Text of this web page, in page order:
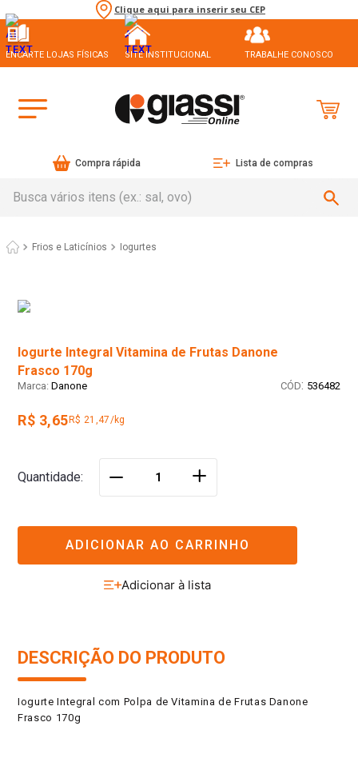
Clique aqui para inserir seu CEP
ENCARTE LOJAS FÍSICAS SITE INSTITUCIONAL TRABALHE CONOSCO
Compra rápida Lista de compras
Frios e Laticínios Iogurtes
Iogurte Integral Vitamina de Frutas Danone
Frasco 170g
Danone : 536482
R$ 3,65 R$ 21,47/kg
Quantidade ＋
ADICIONAR AO CARRINHO
DESCRIÇÃO DO PRODUTO
Iogurte Integral com Polpa de Vitamina de Frutas Danone
Frasco 170g